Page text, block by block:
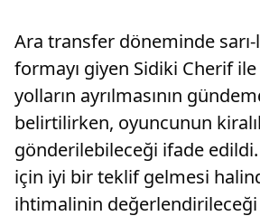
Ara transfer döneminde
formayı giyen Sidiki Cherif
yolların ayrılmasının
belirtilirken, oyuncunun
gönderilebileceği ifade edildi.
için iyi bir teklif gelmesi
ihtimalinin